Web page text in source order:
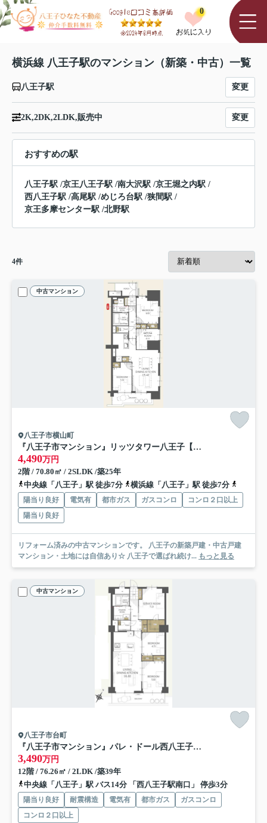
0
横浜線 八王子駅のマンション（新築・中古）一覧
八王子駅 変更
2K,2DK,2LDK,販売中 変更
おすすめの駅
八王子駅 /京王八王子駅 /南大沢駅 /京王堀之内駅 /
西八王子駅 /高尾駅 /めじろ台駅 /狭間駅 /
京王多摩センター駅 /北野駅
4件
中古マンション
八王子市横山町
『八王子市マンション』リッツタワー八王子【仲介手数料無料】 八王子市横山町23-4
4,490万円
2階 / 70.80㎡ / 2SLDK /築25年
中央線「八王子」駅 徒歩7分
横浜線「八王子」駅 徒歩7分
陽当り良好 電気有 都市ガス ガスコンロ
コンロ２口以上
陽当り良好
リフォーム済みの中古マンションです。 八王子の新築戸建・中古戸建
マンション・土地には自信あり☆ 八王子で選ばれ続け... もっと見る
中古マンション
八王子市台町
『八王子市マンション』パレ・ドール西八王子【仲介手数料無料】 八王子市台町4-44-13
3,490万円
12階 / 76.26㎡ / 2LDK /築39年
中央線「八王子」駅 バス14分 「西八王子駅南口」 停歩3分
陽当り良好 耐震構造 電気有 都市ガス
ガスコンロ
コンロ２口以上